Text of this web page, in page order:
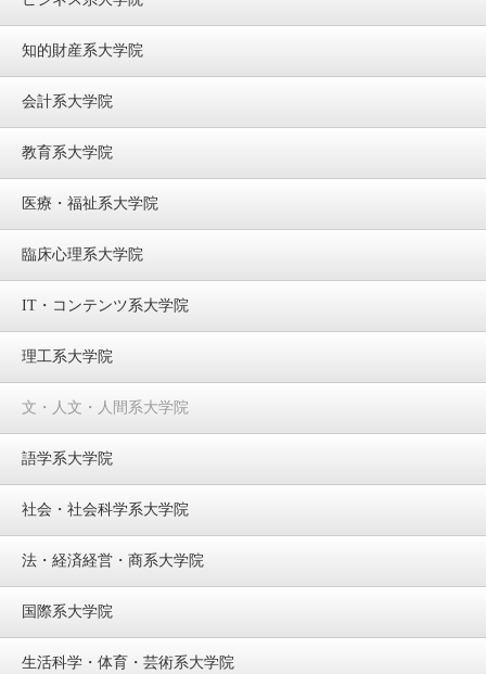
知的財産系大学院
会計系大学院
教育系大学院
医療・福祉系大学院
臨床心理系大学院
IT・コンテンツ系大学院
理工系大学院
文・人文・人間系大学院
語学系大学院
社会・社会科学系大学院
法・経済経営・商系大学院
国際系大学院
生活科学・体育・芸術系大学院